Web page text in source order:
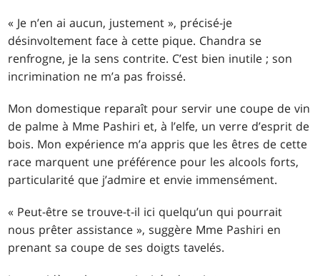
« Je n’en ai aucun, justement », précisé-je
désinvoltement face à cette pique. Chandra se
renfrogne, je la sens contrite. C’est bien inutile ; son
incrimination ne m’a pas froissé.
Mon domestique reparaît pour servir une coupe de vin
de palme à Mme Pashiri et, à l’elfe, un verre d’esprit de
bois. Mon expérience m’a appris que les êtres de cette
race marquent une préférence pour les alcools forts,
particularité que j’admire et envie immensément.
« Peut-être se trouve-t-il ici quelqu’un qui pourrait
nous prêter assistance », suggère Mme Pashiri en
prenant sa coupe de ses doigts tavelés.